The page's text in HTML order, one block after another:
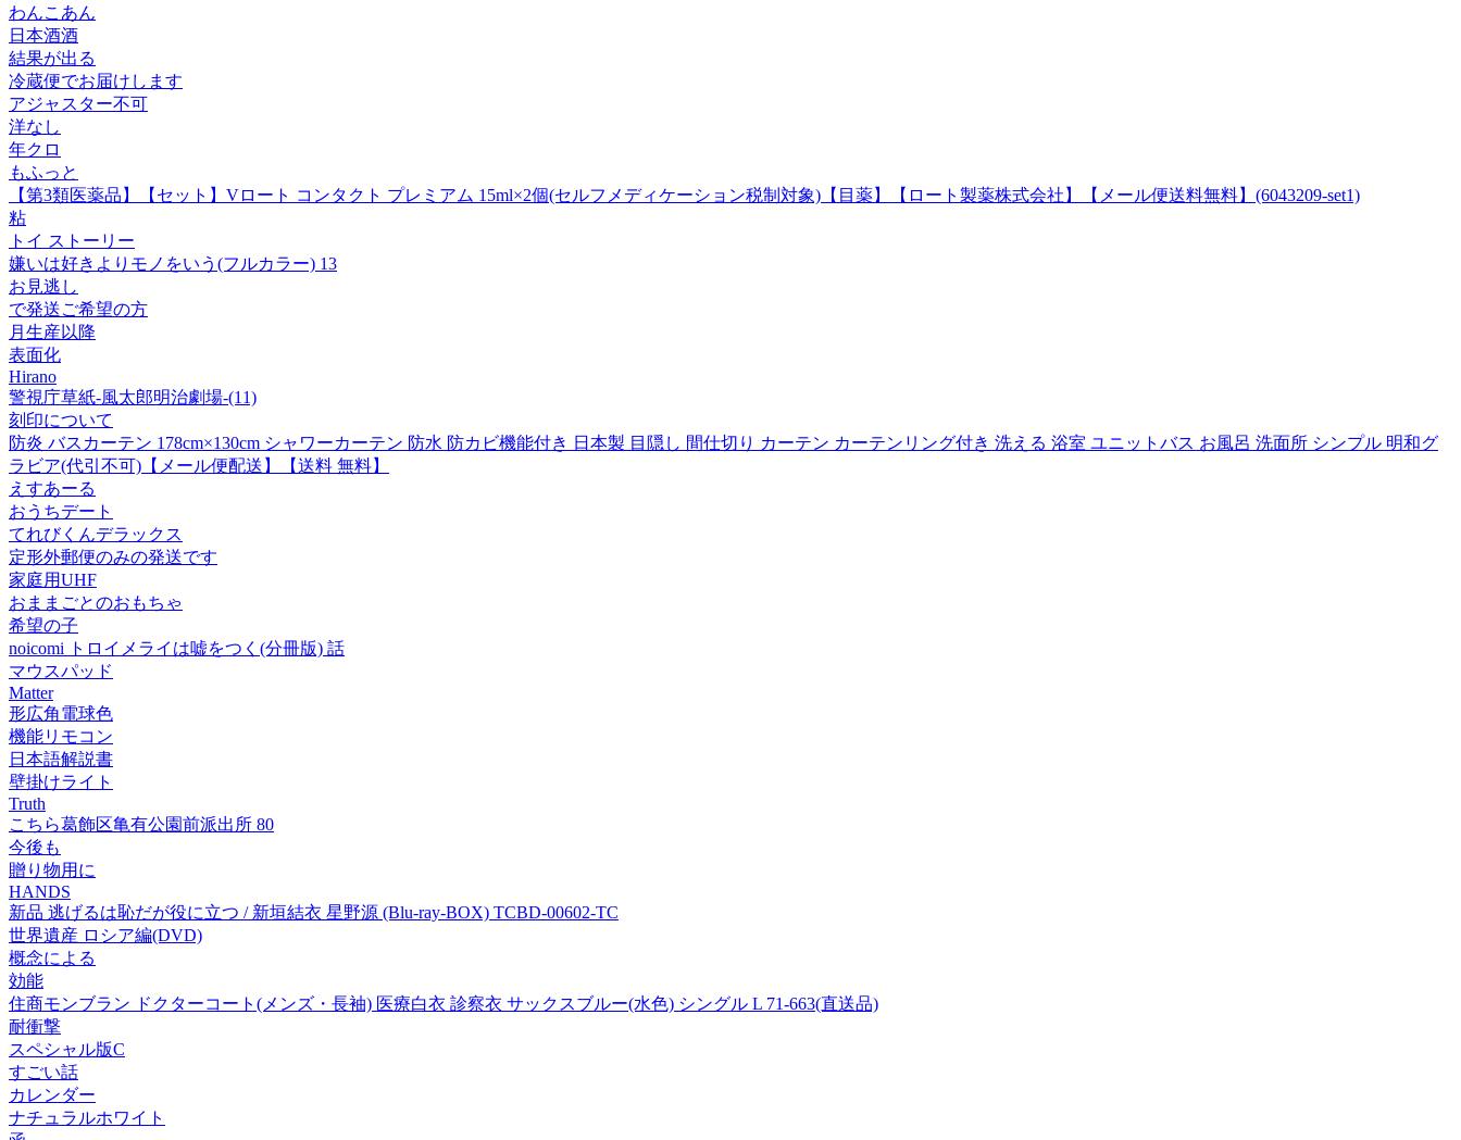
わんこあん
日本酒酒
結果が出る
冷蔵便でお届けします
アジャスター不可
洋なし
年クロ
もふっと
【第3類医薬品】【セット】Vロート コンタクト プレミアム 15ml×2個(セルフメディケーション税制対象)【目薬】【ロート製薬株式会社】【メール便送料無料】(6043209-set1)
粘
トイ ストーリー
嫌いは好きよりモノをいう(フルカラー) 13
お見逃し
で発送ご希望の方
月生産以降
表面化
Hirano
警視庁草紙‐風太郎明治劇場‐(11)
刻印について
防炎 バスカーテン 178cm×130cm シャワーカーテン 防水 防カビ機能付き 日本製 目隠し 間仕切り カーテン カーテンリング付き 洗える 浴室 ユニットバス お風呂 洗面所 シンプル 明和グ
ラビア(代引不可)【メール便配送】【送料 無料】
えすあーる
おうちデート
てれびくんデラックス
定形外郵便のみの発送です
家庭用UHF
おままごとのおもちゃ
希望の子
noicomi トロイメライは嘘をつく(分冊版) 話
マウスパッド
Matter
形広角電球色
機能リモコン
日本語解説書
壁掛けライト
Truth
こちら葛飾区亀有公園前派出所 80
今後も
贈り物用に
HANDS
新品 逃げるは恥だが役に立つ / 新垣結衣 星野源 (Blu-ray-BOX) TCBD-00602-TC
世界遺産 ロシア編(DVD)
概念による
効能
住商モンブラン ドクターコート(メンズ・長袖) 医療白衣 診察衣 サックスブルー(水色) シングル L 71-663(直送品)
耐衝撃
スペシャル版C
すごい話
カレンダー
ナチュラルホワイト